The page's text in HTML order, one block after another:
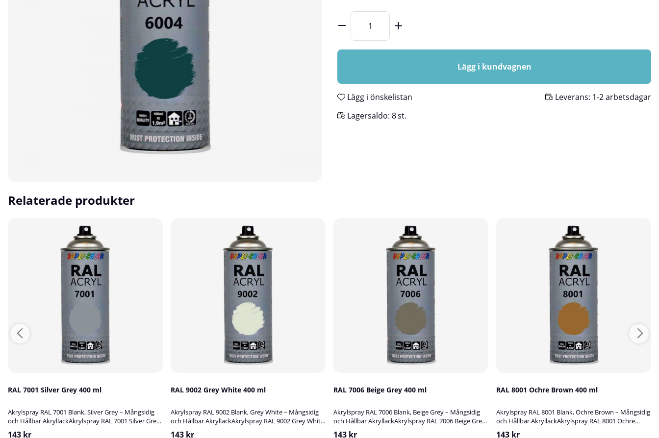
Lägg i kundvagnen
Lägg i önskelistan Leverans: 1-2 arbetsdagar
Lagersaldo: 8st.
Relaterade produkter
RAL 7001 Silver Grey 400 ml
Akrylspray RAL 7001 Blank, Silver Grey – Mångsidig
och Hållbar AkryllackAkrylspray RAL 7001 Silver Grey
är en högkvalitativ blank akryllack som passar
143 kr
RAL 9002 Grey White 400 ml
Akrylspray RAL 9002 Blank, Grey White – Mångsidig
och Hållbar AkryllackAkrylspray RAL 9002 Grey White
är en blank, slitstark akryllack av hög kvalitet –
143 kr
RAL 7006 Beige Grey 400 ml
Akrylspray RAL 7006 Blank, Beige Grey – Mångsidig
och Hållbar AkryllackAkrylspray RAL 7006 Beige Grey
är en högkvalitativ blank akryllack som passar
143 kr
RAL 8001 Ochre Brown 400 ml
Akrylspray RAL 8001 Blank, Ochre Brown – Mångsidig
och Hållbar AkryllackAkrylspray RAL 8001 Ochre
Brown är en slitstark, blank akryllack av hög kvalitet,
143 kr